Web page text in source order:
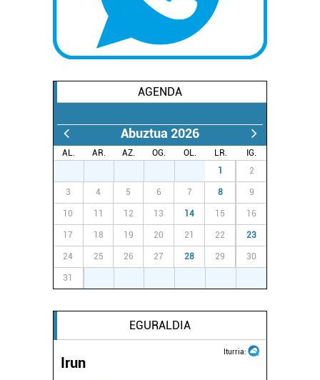
AGENDA
Abuztua 2026
AL. AR. AZ. OG. OL. LR.
IG.
1 2
3 4 5 6 7 8 9
10 11 12 13 14 15 16
17 18 19 20 21 22 23
24 25 26 27 28 29 30
31
EGURALDIA
Iturria:
Irun